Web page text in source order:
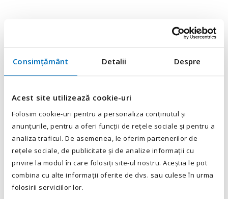
Consimțământ Detalii Despre
Acest site utilizează cookie-uri
Folosim cookie-uri pentru a personaliza conținutul și
anunțurile, pentru a oferi funcții de rețele sociale și pentru a
analiza traficul. De asemenea, le oferim partenerilor de
rețele sociale, de publicitate și de analize informații cu
privire la modul în care folosiți site-ul nostru. Aceștia le pot
combina cu alte informații oferite de dvs. sau culese în urma
folosirii serviciilor lor.
Cum vor decurge lucrurile de
Dacă te gândești cum vor decurge lucrurile în
următoarea perioadă? Cum poți mai exact să îți iei un
putem să îți spunem, că cel puțin pentru început,
toate interviurile se vor desfășura telefonic. Testările
de îndemânare vor fi date direct la angajator. Este
important să știi că poți să păstrezi în continuare
legătura cu colegii noștri. Dacă ai orice fel de
nelămuriri sau întrebări legate de procesul de
recrutare suntem aici. Pentru restul informațiilor
esențiale poți să ne contactezi telefonic.